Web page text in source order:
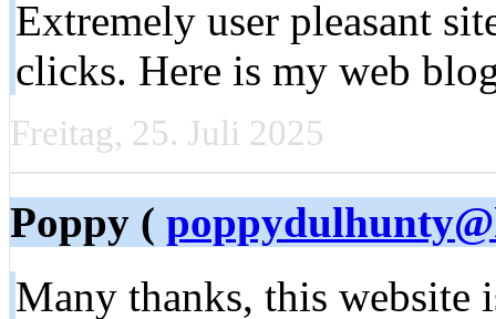
Extremely user pleasant
clicks. Here is my web
Freitag, 25. Juli 2025
Poppy (
Many thanks, this website